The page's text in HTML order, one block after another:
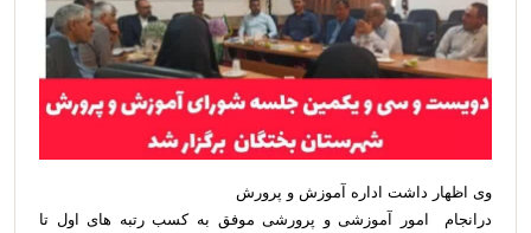
وی اظهار داشت اداره آموزش و پرورش
درانجام امور آموزشی و پرورشی موفق به کسب رتبه های اول تا